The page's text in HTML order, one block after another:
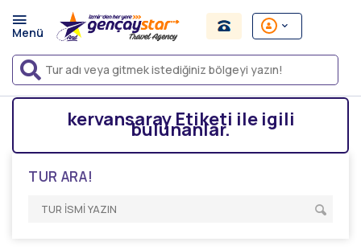
kervansaray Etiketi ile igili
bulunanlar.
TUR ARA!